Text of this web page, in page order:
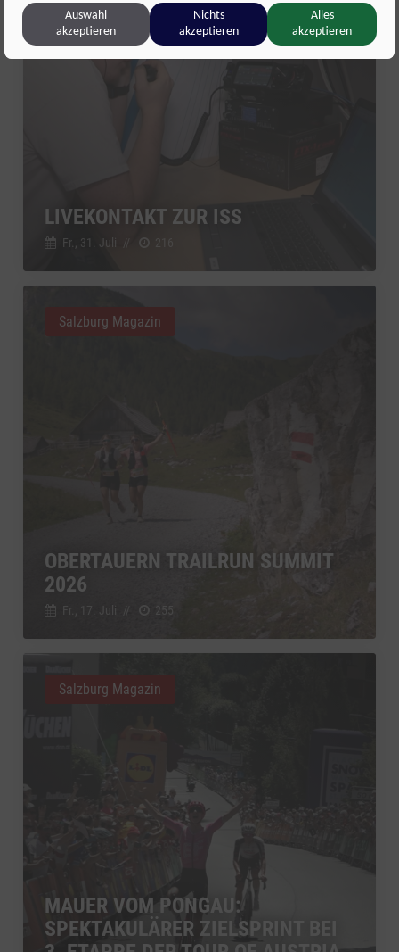
LIVEKONTAKT ZUR ISS
Fr., 31. Juli //
OBERTAUERN TRAILRUN SUMMIT
2026
Fr., 17. Juli // 255
Salzburg Magazin
MAUER VOM PONGAU:
SPEKTAKULÄRER ZIELSPRINT BEI
Salzburg Magazin
Sonstige Inhalte(nicht IAB) (2)
Auswahl
akzeptieren
Nichts
akzeptieren
Alles
akzeptieren